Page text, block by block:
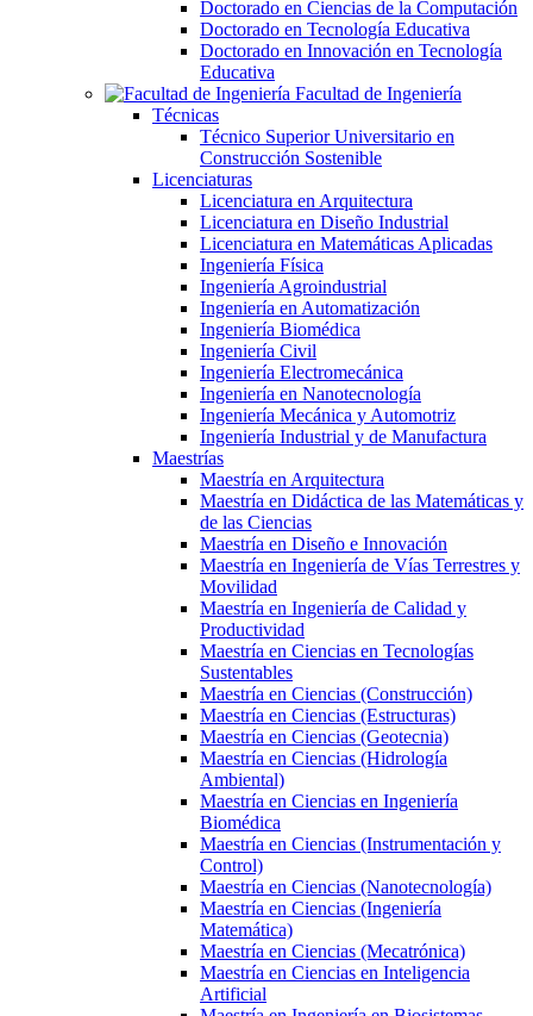
Doctorado en Ciencias de la Computación
Doctorado en Tecnología Educativa
Doctorado en Innovación en Tecnología
Educativa
Facultad de Ingeniería
Técnicas
Técnico Superior Universitario en
Construcción Sostenible
Licenciaturas
Licenciatura en Arquitectura
Licenciatura en Diseño Industrial
Licenciatura en Matemáticas Aplicadas
Ingeniería Física
Ingeniería Agroindustrial
Ingeniería en Automatización
Ingeniería Biomédica
Ingeniería Civil
Ingeniería Electromecánica
Ingeniería en Nanotecnología
Ingeniería Mecánica y Automotriz
Ingeniería Industrial y de Manufactura
Maestrías
Maestría en Arquitectura
Maestría en Didáctica de las Matemáticas y
de las Ciencias
Maestría en Diseño e Innovación
Maestría en Ingeniería de Vías Terrestres y
Movilidad
Maestría en Ingeniería de Calidad y
Productividad
Maestría en Ciencias en Tecnologías
Sustentables
Maestría en Ciencias (Construcción)
Maestría en Ciencias (Estructuras)
Maestría en Ciencias (Geotecnia)
Maestría en Ciencias (Hidrología
Ambiental)
Maestría en Ciencias en Ingeniería
Biomédica
Maestría en Ciencias (Instrumentación y
Control)
Maestría en Ciencias (Nanotecnología)
Maestría en Ciencias (Ingeniería
Matemática)
Maestría en Ciencias (Mecatrónica)
Maestría en Ciencias en Inteligencia
Artificial